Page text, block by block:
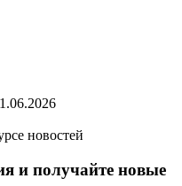
новостей
и получайте новые